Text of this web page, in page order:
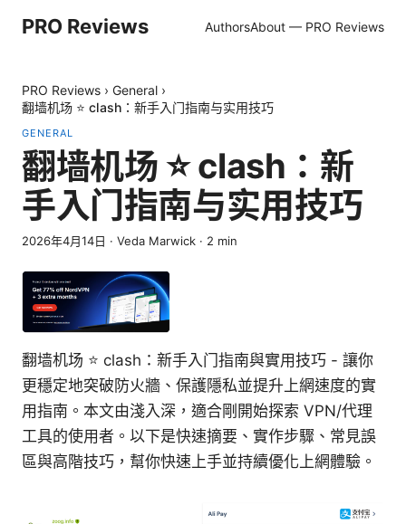
PRO Reviews AuthorsAbout — PRO Reviews
PRO Reviews › General ›
翻墙机场 ⭐ clash：新手入门指南与实用技巧
GENERAL
翻墙机场 ⭐ clash：新
手入门指南与实用技巧
2026年4月14日 · Veda Marwick · 2 min
翻墙机场 ⭐ clash：新手入门指南與實用技巧 - 讓你
更穩定地突破防火牆、保護隱私並提升上網速度的實
用指南。本文由淺入深，適合剛開始探索 VPN/代理
工具的使用者。以下是快速摘要、實作步驟、常見誤
區與高階技巧，幫你快速上手並持續優化上網體驗。